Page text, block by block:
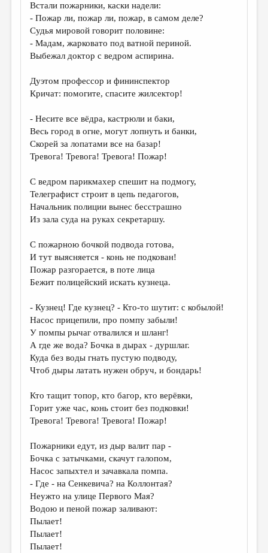
ЛИТЕРАТУРОВЕДЕНИЕ
КУЛЬТУРОВЕДЕНИЕ
ПУБЛИЦИСТИКА
РЕЦЕНЗИРОВАНИЕ
ЦИКЛЫ ПУБЛИКАЦИЙ
ТРЕДИАКОВСКИЙ
МЕДИА
ВКОНТАКТЕ
Встали пожарники, каски надели:
- Пожар ли, пожар ли, пожар, в самом деле?
Судья мировой говорит половине:
- Мадам, жарковато под ватной периной.
Выбежал доктор с ведром аспирина.
Дуэтом профессор и фининспектор
Кричат: помогите, спасите жилсектор!
- Несите все вёдра, кастрюли и баки,
Весь город в огне, могут лопнуть и банки,
Скорей за лопатами все на базар!
Тревога! Тревога! Тревога! Пожар!
С ведром парикмахер спешит на подмогу,
Телеграфист строит в цепь педагогов,
Начальник полиции вынес бесстрашно
Из зала суда на руках секретаршу.
С пожарною бочкой подвода готова,
И тут выясняется - конь не подкован!
Пожар разгорается, в поте лица
Бежит полицейский искать кузнеца.
- Кузнец! Где кузнец? - Кто-то шутит: с кобылой!
Насос прицепили, про помпу забыли!
У помпы рычаг отвалился и шланг!
А где же вода? Бочка в дырах - дуршлаг.
Куда без воды гнать пустую подводу,
Чтоб дыры латать нужен обруч, и бондарь!
Кто тащит топор, кто багор, кто верёвки,
Горит уже час, конь стоит без подковки!
Тревога! Тревога! Тревога! Пожар!
Пожарники едут, из дыр валит пар -
Бочка с затычками, скачут галопом,
Насос запыхтел и зачавкала помпа.
- Где - на Сенкевича? на Коллонтая?
Неужто на улице Первого Мая?
Водою и пеной пожар заливают:
Пылает!
Пылает!
Пылает!